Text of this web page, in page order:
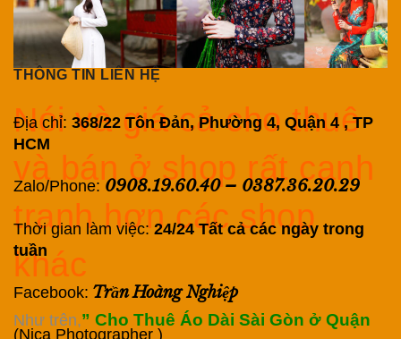
Nói và giá cả cho thuê
và bán ở shop rất cạnh
tranh hơn các shop
khác
Như trên,” Cho Thuê Áo Dài Sài Gòn ở Quận
THÔNG TIN LIÊN HỆ
Địa chỉ: 368/22 Tôn Đản, Phường 4, Quận 4 , TP
HCM
Zalo/Phone: 0908.19.60.40– 0387.36.20.29
Thời gian làm việc:24/24 Tất cả các ngày trong
tuần
Facebook: Trần Hoàng Nghiệp
(Nica Photographer )